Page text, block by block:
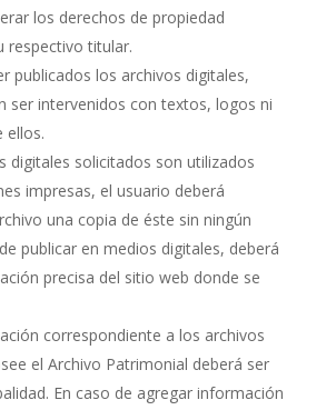
los derechos de propiedad
respectivo titular.
publicados los archivos digitales,
ser intervenidos con textos, logos ni
ellos.
digitales solicitados son utilizados
impresas, el usuario deberá
una copia de éste sin ningún
publicar en medios digitales, deberá
precisa del sitio web donde se
correspondiente a los archivos
el Archivo Patrimonial deberá ser
En caso de agregar información